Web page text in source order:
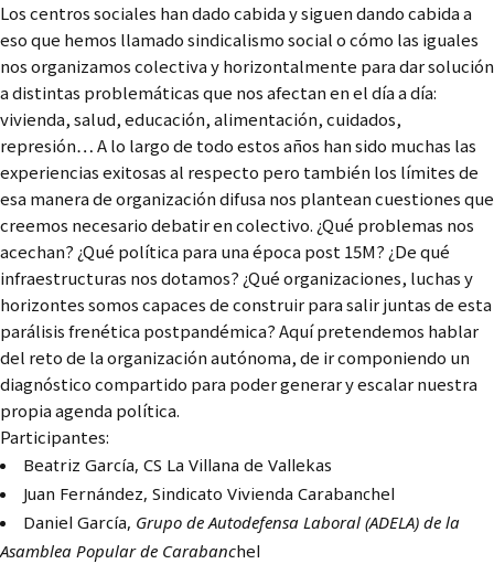
Los centros sociales han dado cabida y siguen dando cabida a
eso que hemos llamado sindicalismo social o cómo las iguales
nos organizamos colectiva y horizontalmente para dar solución
a distintas problemáticas que nos afectan en el día a día:
vivienda, salud, educación, alimentación, cuidados,
represión… A lo largo de todo estos años han sido muchas las
experiencias exitosas al respecto pero también los límites de
esa manera de organización difusa nos plantean cuestiones que
creemos necesario debatir en colectivo. ¿Qué problemas nos
acechan? ¿Qué política para una época post 15M? ¿De qué
infraestructuras nos dotamos? ¿Qué organizaciones, luchas y
horizontes somos capaces de construir para salir juntas de esta
parálisis frenética postpandémica? Aquí pretendemos hablar
del reto de la organización autónoma, de ir componiendo un
diagnóstico compartido para poder generar y escalar nuestra
propia agenda política.
Participantes:
Beatriz García, CS La Villana de Vallekas
Juan Fernández, Sindicato Vivienda Carabanchel
Daniel García, Grupo de Autodefensa Laboral (ADELA) de la
Asamblea Popular de Carabanchel